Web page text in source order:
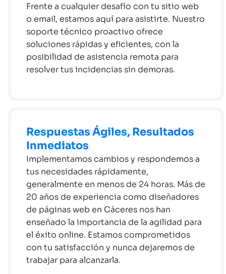
Frente a cualquier desafío con tu sitio web
o email, estamos aquí para asistirte. Nuestro
soporte técnico proactivo ofrece
soluciones rápidas y eficientes, con la
posibilidad de asistencia remota para
resolver tus incidencias sin demoras.
Respuestas Ágiles, Resultados
Inmediatos
Implementamos cambios y respondemos a
tus necesidades rápidamente,
generalmente en menos de 24 horas. Más de
20 años de experiencia como diseñadores
de páginas web en Cáceres nos han
enseñado la importancia de la agilidad para
el éxito online. Estamos comprometidos
con tu satisfacción y nunca dejaremos de
trabajar para alcanzarla.